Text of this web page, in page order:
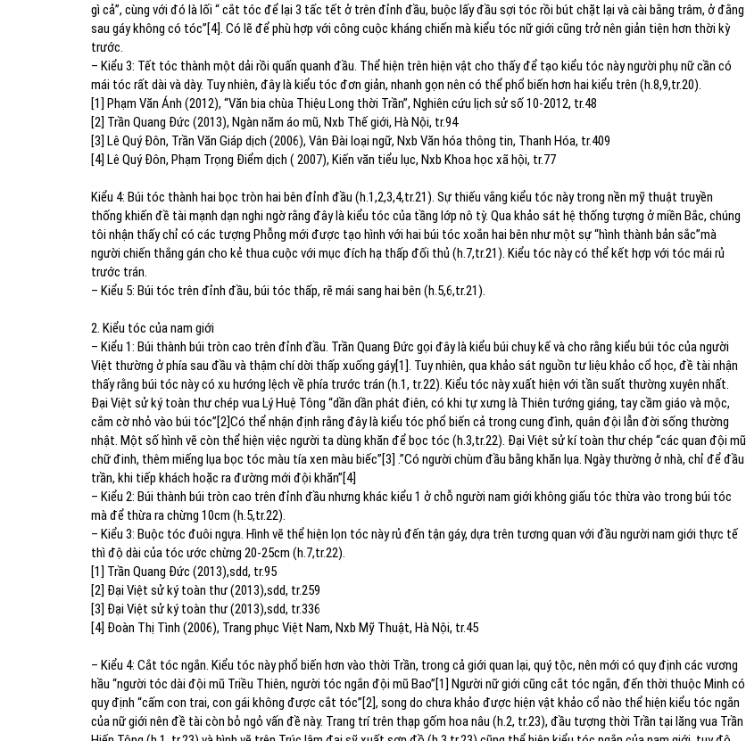
gì cả”, cùng với đó là lối “ cắt tóc để lại 3 tấc tết ở trên đỉnh đầu, buộc lấy đầu sợi tóc rồi bút chặt lại và cài bằng trâm, ở đằng
sau gáy không có tóc”[4]. Có lẽ để phù hợp với công cuộc kháng chiến mà kiểu tóc nữ giới cũng trở nên giản tiện hơn thời kỳ
trước.
– Kiểu 3: Tết tóc thành một dải rồi quấn quanh đầu. Thể hiện trên hiện vật cho thấy để tạo kiểu tóc này người phụ nữ cần có
mái tóc rất dài và dày. Tuy nhiên, đây là kiểu tóc đơn giản, nhanh gọn nên có thể phổ biến hơn hai kiểu trên (h.8,9,tr.20).
[1] Phạm Văn Ánh (2012), “Văn bia chùa Thiệu Long thời Trần”, Nghiên cứu lịch sử số 10-2012, tr.48
[2] Trần Quang Đức (2013), Ngàn năm áo mũ, Nxb Thế giới, Hà Nội, tr.94
[3] Lê Quý Đôn, Trần Văn Giáp dịch (2006), Vân Đài loại ngữ, Nxb Văn hóa thông tin, Thanh Hóa, tr.409
[4] Lê Quý Đôn, Phạm Trọng Điểm dịch ( 2007), Kiến văn tiểu lục, Nxb Khoa học xã hội, tr.77
Kiểu 4: Búi tóc thành hai bọc tròn hai bên đỉnh đầu (h.1,2,3,4,tr.21). Sự thiếu vắng kiểu tóc này trong nền mỹ thuật truyền
thống khiến đề tài mạnh dạn nghi ngờ rằng đây là kiểu tóc của tầng lớp nô tỳ. Qua khảo sát hệ thống tượng ở miền Bắc, chúng
tôi nhận thấy chỉ có các tượng Phỗng mới được tạo hình với hai búi tóc xoắn hai bên như một sự “hình thành bản sắc”mà
người chiến thắng gán cho kẻ thua cuộc với mục đích hạ thấp đối thủ (h.7,tr.21). Kiểu tóc này có thể kết hợp với tóc mái rủ
trước trán.
– Kiểu 5: Búi tóc trên đỉnh đầu, búi tóc thấp, rẽ mái sang hai bên (h.5,6,tr.21).
2. Kiểu tóc của nam giới
– Kiểu 1: Búi thành búi tròn cao trên đỉnh đầu. Trần Quang Đức gọi đây là kiểu búi chuy kế và cho rằng kiểu búi tóc của người
Việt thường ở phía sau đầu và thậm chí dời thấp xuống gáy[1]. Tuy nhiên, qua khảo sát nguồn tư liệu khảo cổ học, đề tài nhận
thấy rằng búi tóc này có xu hướng lệch về phía trước trán (h.1, tr.22). Kiểu tóc này xuất hiện với tần suất thường xuyên nhất.
Đại Việt sử ký toàn thư chép vua Lý Huệ Tông “dần dần phát điên, có khi tự xưng là Thiên tướng giáng, tay cầm giáo và mộc,
cắm cờ nhỏ vào búi tóc”[2]Có thể nhận định rằng đây là kiểu tóc phổ biến cả trong cung đình, quân đội lẫn đời sống thường
nhật. Một số hình vẽ còn thể hiện việc người ta dùng khăn để bọc tóc (h.3,tr.22). Đại Việt sử kí toàn thư chép “các quan đội mũ
chữ đinh, thêm miếng lụa bọc tóc màu tía xen màu biếc”[3] .”Có người chùm đầu bằng khăn lụa. Ngày thường ở nhà, chỉ để đầu
trần, khi tiếp khách hoặc ra đường mới đội khăn”[4]
– Kiểu 2: Búi thành búi tròn cao trên đỉnh đầu nhưng khác kiểu 1 ở chỗ người nam giới không giấu tóc thừa vào trong búi tóc
mà để thừa ra chừng 10cm (h.5,tr.22).
– Kiểu 3: Buộc tóc đuôi ngựa. Hình vẽ thể hiện lọn tóc này rủ đến tận gáy, dựa trên tương quan với đầu người nam giới thực tế
thì độ dài của tóc ước chừng 20-25cm (h.7,tr.22).
[1] Trần Quang Đức (2013),sdd, tr.95
[2] Đại Việt sử ký toàn thư (2013),sdd, tr.259
[3] Đại Việt sử ký toàn thư (2013),sdd, tr.336
[4] Đoàn Thị Tình (2006), Trang phục Việt Nam, Nxb Mỹ Thuật, Hà Nội, tr.45
– Kiểu 4: Cắt tóc ngắn. Kiểu tóc này phổ biến hơn vào thời Trần, trong cả giới quan lại, quý tộc, nên mới có quy định các vương
hầu “người tóc dài đội mũ Triều Thiên, người tóc ngắn đội mũ Bao”[1] Người nữ giới cũng cắt tóc ngắn, đến thời thuộc Minh có
quy định “cấm con trai, con gái không được cắt tóc”[2], song do chưa khảo được hiện vật khảo cổ nào thể hiện kiểu tóc ngắn
của nữ giới nên đề tài còn bỏ ngỏ vấn đề này. Trang trí trên thạp gốm hoa nâu (h.2, tr.23), đầu tượng thời Trần tại lăng vua Trần